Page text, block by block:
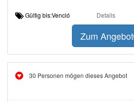
Gültig bis:Venció Details
Zum Angebot
30 Personen mögen dieses Angebot